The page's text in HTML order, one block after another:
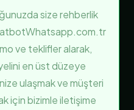
size rehberlik
ve teklifler alarak,
en üst düzeye
ulaşmak ve müşteri
için bizimle iletişime